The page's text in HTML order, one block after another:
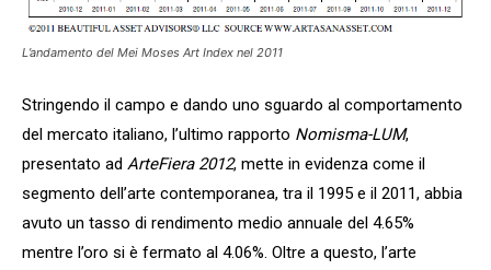
L’andamento del Mei Moses Art Index nel 2011
Stringendo il campo e dando uno sguardo al comportamento
del mercato italiano, l’ultimo rapporto Nomisma-LUM,
presentato ad ArteFiera 2012, mette in evidenza come il
segmento dell’arte contemporanea, tra il 1995 e il 2011, abbia
avuto un tasso di rendimento medio annuale del 4.65%
mentre l’oro si è fermato al 4.06%. Oltre a questo, l’arte